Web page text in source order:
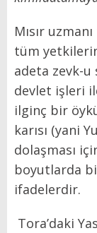
Mısır
tüm
adeta zevk-u
devlet işleri
ilginç bir
karısı (yani
dolaşması
boyutlarda
ifadelerdir.
Tora’daki